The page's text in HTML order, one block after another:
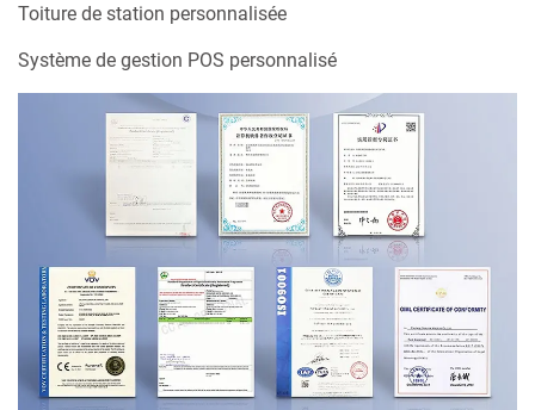
Toiture de station personnalisée
Système de gestion POS personnalisé